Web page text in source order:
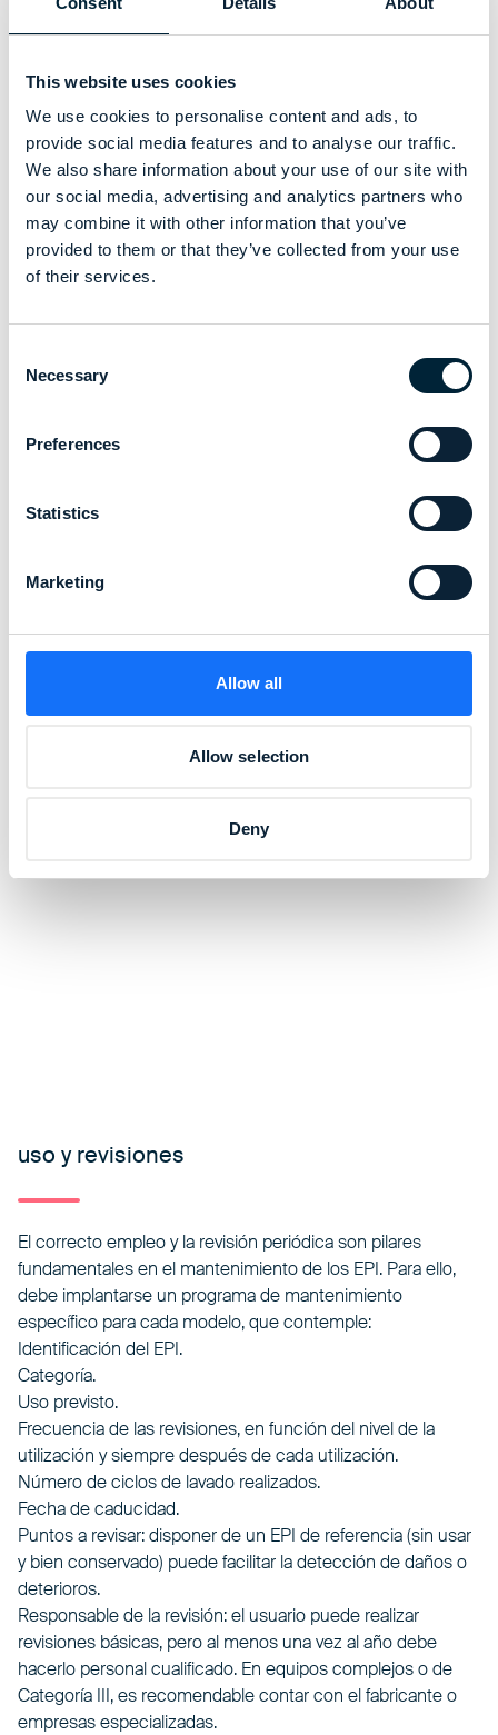
This website uses cookies
We use cookies to personalise content and ads, to
provide social media features and to analyse our traffic.
We also share information about your use of our site with
our social media, advertising and analytics partners who
may combine it with other information that you’ve
provided to them or that they’ve collected from your use
of their services.
Selection
Necessary
Preferences
Statistics
Marketing
Allow all
Allow selection
Deny
uso y revisiones
El correcto empleo y la revisión periódica son pilares
fundamentales en el mantenimiento de los EPI. Para ello,
debe implantarse un programa de mantenimiento
específico para cada modelo, que contemple:
Identificación del EPI.
Categoría.
Uso previsto.
Frecuencia de las revisiones, en función del nivel de la
utilización y siempre después de cada utilización.
Número de ciclos de lavado realizados.
Fecha de caducidad.
Puntos a revisar: disponer de un EPI de referencia (sin usar
y bien conservado) puede facilitar la detección de daños o
deterioros.
Responsable de la revisión: el usuario puede realizar
revisiones básicas, pero al menos una vez al año debe
hacerlo personal cualificado. En equipos complejos o de
Categoría III, es recomendable contar con el fabricante o
empresas especializadas.